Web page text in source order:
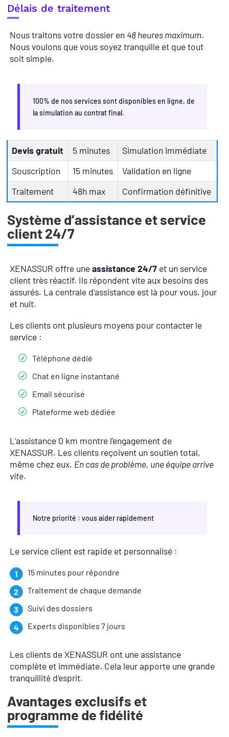
Délais de traitement
Nous traitons votre dossier en 48 heures maximum.
Nous voulons que vous soyez tranquille et que tout
soit simple.
100% de nos services sont disponibles en ligne, de
la simulation au contrat final.
Devis gratuit 5 minutes
Simulation immédiate
Souscription
15 minutes
Validation en ligne
Traitement
48h max Confirmation définitive
Système d’assistance et service
client 24/7
XENASSUR offre uneassistance 24/7 et un service
client très réactif. Ils répondent vite aux besoins des
assurés. La centrale d’assistance est là pour vous, jour
et nuit.
Les clients ont plusieurs moyens pour contacter le
service :
Téléphone dédié
Chat en ligne instantané
Email sécurisé
Plateforme web dédiée
L’assistance 0 km montre l’engagement de
XENASSUR. Les clients reçoivent un soutien total,
même chez eux. En cas de problème, une équipe arrive
vite.
Notre priorité : vous aider rapidement
Le service client est rapide et personnalisé :
15 minutes pour répondre
Traitement de chaque demande
Suivi des dossiers
Experts disponibles 7 jours
Les clients de XENASSUR ont une assistance
complète et immédiate. Cela leur apporte une grande
tranquillité d’esprit.
Avantages exclusifs et
programme de fidélité